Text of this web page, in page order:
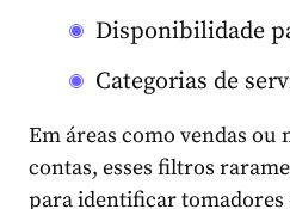
Disponibilidade
Categorias de
Em áreas como vendas ou
contas, esses filtros
para identificar tomadores